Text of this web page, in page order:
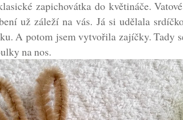
zapichovátka do květináče.
už záleží na vás. Já si udělala
A potom jsem vytvořila zajíčky. Tady
na nos.